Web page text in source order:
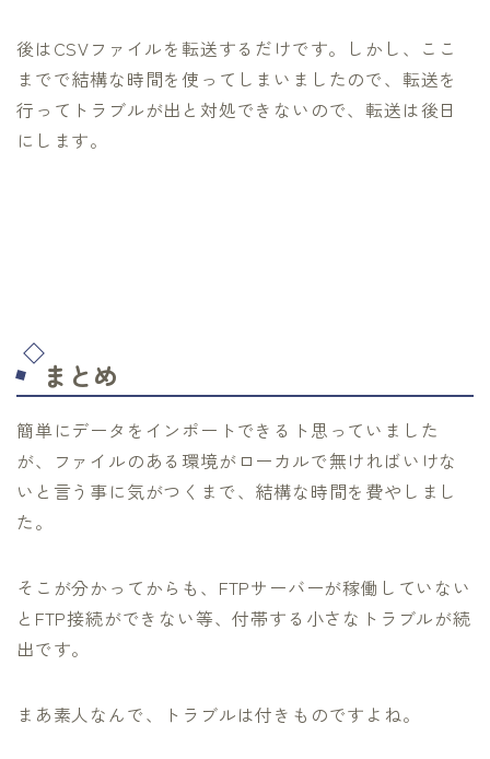
後はCSVファイルを転送するだけです。しかし、ここ
までで結構な時間を使ってしまいましたので、転送を
行ってトラブルが出と対処できないので、転送は後日
にします。
まとめ
簡単にデータをインポートできるト思っていました
が、ファイルのある環境がローカルで無ければいけな
いと言う事に気がつくまで、結構な時間を費やしまし
た。
そこが分かってからも、FTPサーバーが稼働していない
とFTP接続ができない等、付帯する小さなトラブルが続
出です。
まあ素人なんで、トラブルは付きものですよね。